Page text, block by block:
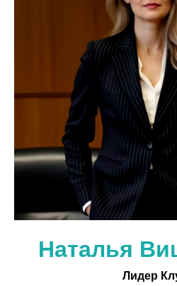
Наталья
Лидер